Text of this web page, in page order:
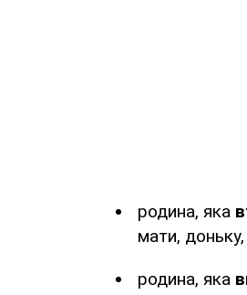
родина, яка
мати,
родина, яка